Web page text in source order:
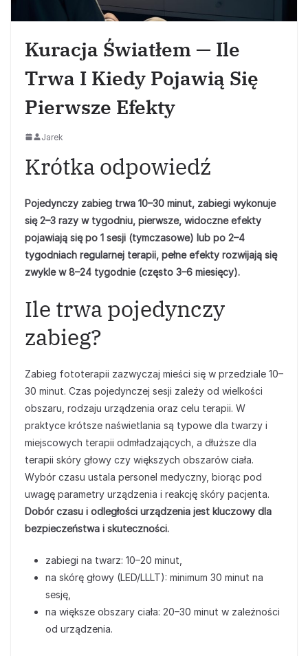
Kuracja Światłem — Ile
Trwa I Kiedy Pojawią Się
Pierwsze Efekty
Jarek
Krótka odpowiedź
Pojedynczy zabieg trwa 10–30 minut, zabiegi wykonuje
się 2–3 razy w tygodniu, pierwsze, widoczne efekty
pojawiają się po 1 sesji (tymczasowe) lub po 2–4
tygodniach regularnej terapii, pełne efekty rozwijają się
zwykle w 8–24 tygodnie (często 3–6 miesięcy).
Ile trwa pojedynczy
zabieg?
Zabieg fototerapii zazwyczaj mieści się w przedziale 10–
30 minut. Czas pojedynczej sesji zależy od wielkości
obszaru, rodzaju urządzenia oraz celu terapii. W
praktyce krótsze naświetlania są typowe dla twarzy i
miejscowych terapii odmładzających, a dłuższe dla
terapii skóry głowy czy większych obszarów ciała.
Wybór czasu ustala personel medyczny, biorąc pod
uwagę parametry urządzenia i reakcję skóry pacjenta.
Dobór czasu i odległości urządzenia jest kluczowy dla
bezpieczeństwa i skuteczności.
zabiegi na twarz: 10–20 minut,
na skórę głowy (LED/LLLT): minimum 30 minut na
sesję,
na większe obszary ciała: 20–30 minut w zależności
od urządzenia.